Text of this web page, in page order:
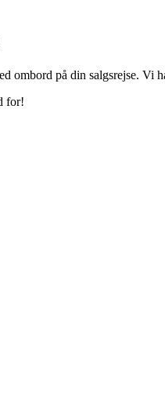
ombord på din salgsrejse. Vi
for!